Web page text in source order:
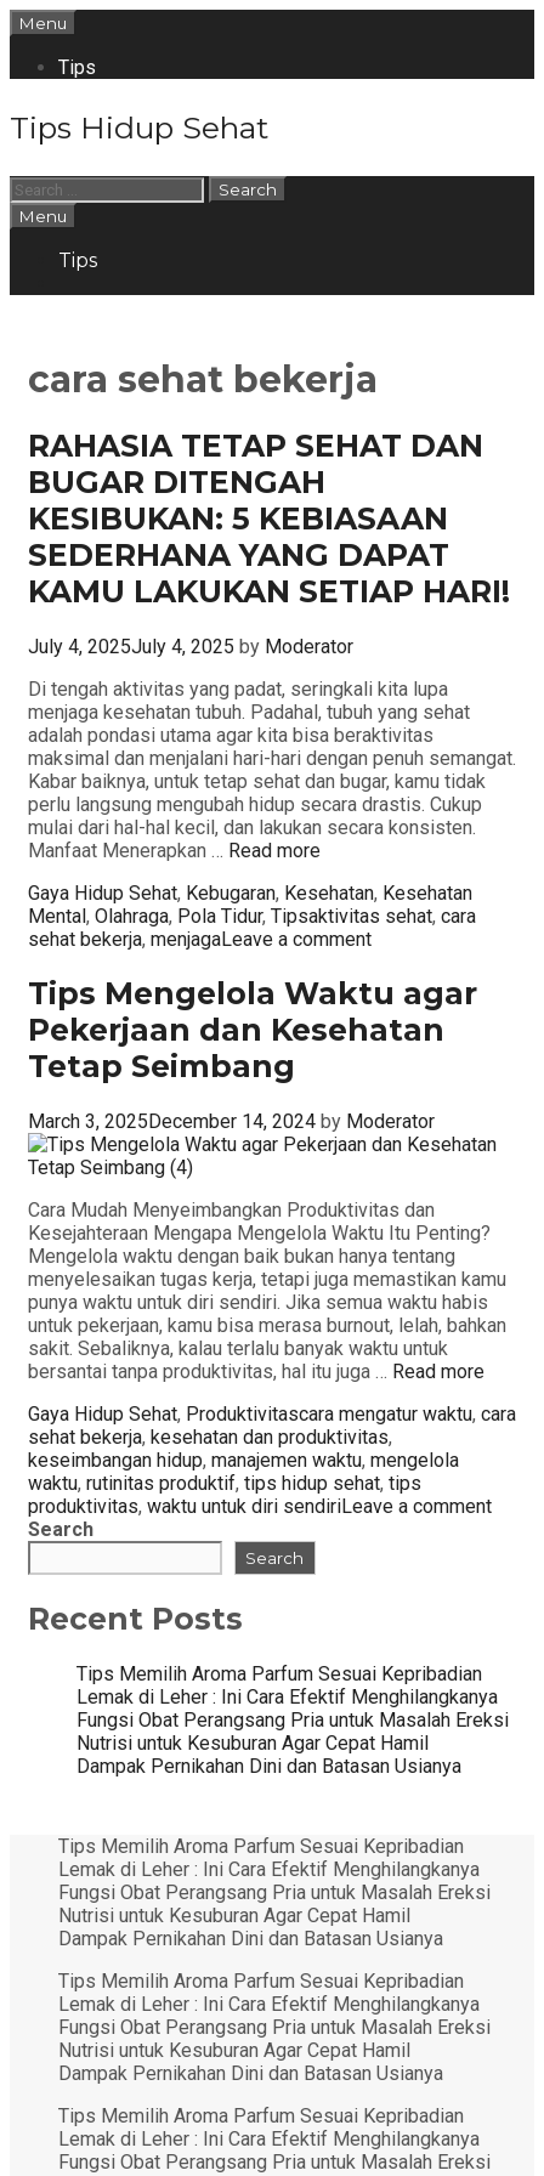
Skip
to
content
Menu
Tips
Tips Hidup Sehat
Search
for:
Search
Menu
Tips
cara sehat bekerja
RAHASIA TETAP SEHAT DAN
BUGAR DITENGAH
KESIBUKAN: 5 KEBIASAAN
SEDERHANA YANG DAPAT
KAMU LAKUKAN SETIAP HARI!
July 4, 2025July 4, 2025 by Moderator
Di tengah aktivitas yang padat, seringkali kita lupa
menjaga kesehatan tubuh. Padahal, tubuh yang sehat
adalah pondasi utama agar kita bisa beraktivitas
maksimal dan menjalani hari-hari dengan penuh semangat.
Kabar baiknya, untuk tetap sehat dan bugar, kamu tidak
perlu langsung mengubah hidup secara drastis. Cukup
mulai dari hal-hal kecil, dan lakukan secara konsisten.
Manfaat Menerapkan … Read more
Categories
Gaya Hidup Sehat, Kebugaran, Kesehatan, Kesehatan
Mental, Olahraga, Pola Tidur, TipsTags
aktivitas sehat, cara
sehat bekerja, menjagaLeave a comment
Tips Mengelola Waktu agar
Pekerjaan dan Kesehatan
Tetap Seimbang
March 3, 2025December 14, 2024 by Moderator
Cara Mudah Menyeimbangkan Produktivitas dan
Kesejahteraan Mengapa Mengelola Waktu Itu Penting?
Mengelola waktu dengan baik bukan hanya tentang
menyelesaikan tugas kerja, tetapi juga memastikan kamu
punya waktu untuk diri sendiri. Jika semua waktu habis
untuk pekerjaan, kamu bisa merasa burnout, lelah, bahkan
sakit. Sebaliknya, kalau terlalu banyak waktu untuk
bersantai tanpa produktivitas, hal itu juga … Read more
Categories
Gaya Hidup Sehat, ProduktivitasTags
cara mengatur waktu, cara
sehat bekerja, kesehatan dan produktivitas,
keseimbangan hidup, manajemen waktu, mengelola
waktu, rutinitas produktif, tips hidup sehat, tips
produktivitas, waktu untuk diri sendiriLeave a comment
Search
Search
Recent Posts
Tips Memilih Aroma Parfum Sesuai Kepribadian
Lemak di Leher : Ini Cara Efektif Menghilangkanya
Fungsi Obat Perangsang Pria untuk Masalah Ereksi
Nutrisi untuk Kesuburan Agar Cepat Hamil
Dampak Pernikahan Dini dan Batasan Usianya
Tips Memilih Aroma Parfum Sesuai Kepribadian
Lemak di Leher : Ini Cara Efektif Menghilangkanya
Fungsi Obat Perangsang Pria untuk Masalah Ereksi
Nutrisi untuk Kesuburan Agar Cepat Hamil
Dampak Pernikahan Dini dan Batasan Usianya
Tips Memilih Aroma Parfum Sesuai Kepribadian
Lemak di Leher : Ini Cara Efektif Menghilangkanya
Fungsi Obat Perangsang Pria untuk Masalah Ereksi
Nutrisi untuk Kesuburan Agar Cepat Hamil
Dampak Pernikahan Dini dan Batasan Usianya
Tips Memilih Aroma Parfum Sesuai Kepribadian
Lemak di Leher : Ini Cara Efektif Menghilangkanya
Fungsi Obat Perangsang Pria untuk Masalah Ereksi